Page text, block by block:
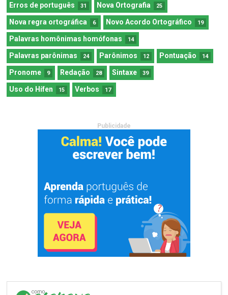
Erros de português 31 Nova Ortografia 25
Nova regra ortográfica 6 Novo Acordo Ortográfico 19
Palavras homônimas homófonas 14
Palavras parônimas 24 Parônimos 12 Pontuação 14
Pronome 9 Redação 28 Sintaxe 39
Uso do Hífen 15 Verbos 17
Publicidade